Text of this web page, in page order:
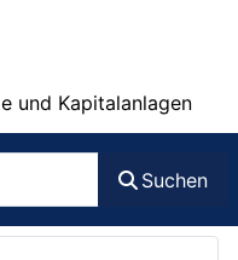
und Kapitalanlagen
Suchen